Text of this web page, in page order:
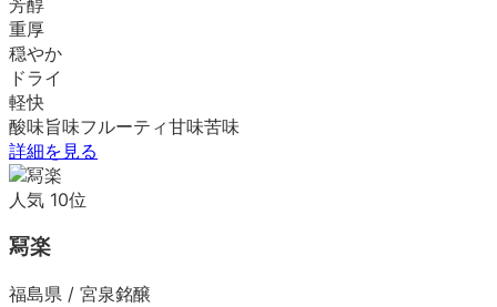
重厚
穏やか
ドライ
軽快
酸味旨味フルーティ甘味苦味
詳細を見る
人気 10位
冩楽
福島県 / 宮泉銘醸